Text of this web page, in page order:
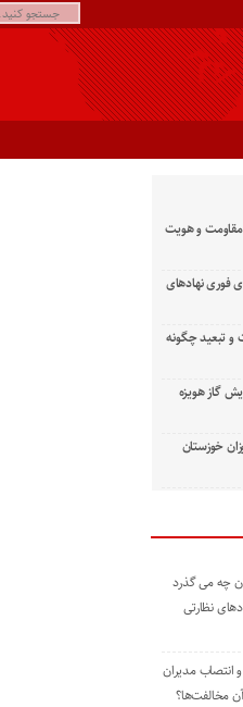
و هویت
فوری نهادهای
تبعید چگونه
گاز هویزه
خوزستان
چه می گذرد
نظارتی
انتصاب مدیران
مخالفت‌ها؟